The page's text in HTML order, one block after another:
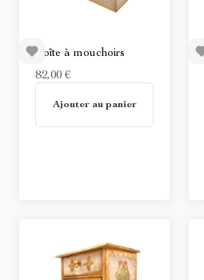
Boîte à mouchoirs
82,00 €
Ajouter au panier